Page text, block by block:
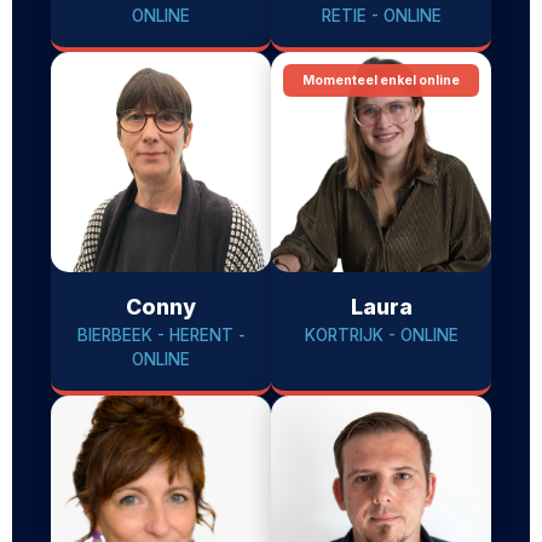
ONLINE RETIE - ONLINE
Conny
BIERBEEK - HERENT -
ONLINE
Momenteel enkel online
Laura
KORTRIJK - ONLINE